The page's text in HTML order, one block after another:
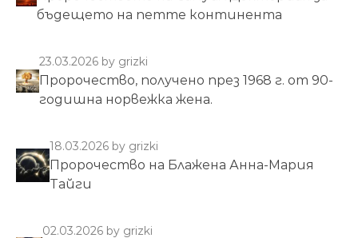
бъдещето на петте континента
23.03.2026 by grizki
Пророчество, получено през 1968 г. от 90-
годишна норвежка жена.
18.03.2026 by grizki
Пророчество на Блажена Анна-Мария
Тайги
02.03.2026 by grizki